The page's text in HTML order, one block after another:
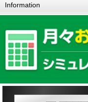
Information